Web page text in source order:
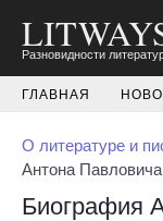
Разновидности
ГЛАВНАЯ
О литературе и
Антона
Биография